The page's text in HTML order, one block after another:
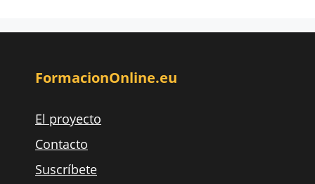
FormacionOnline.eu
El proyecto
Contacto
Suscríbete